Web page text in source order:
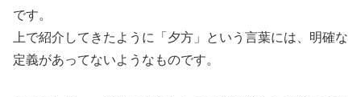
です。
上で紹介してきたように「夕方」という言葉には、明確な
定義があってないようなものです。